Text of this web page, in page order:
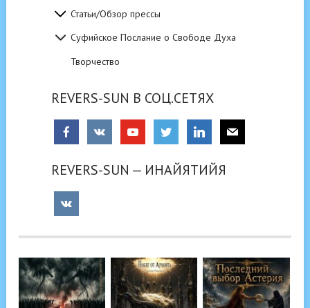
Статьи/Обзор прессы
Суфийское Послание о Свободе Духа
Творчество
REVERS-SUN В СОЦ.СЕТЯХ
REVERS-SUN — ИНАЙЯТИЙЯ